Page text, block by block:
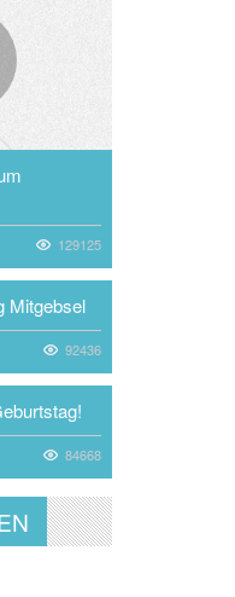
129125
Mitgebsel
92436
84668